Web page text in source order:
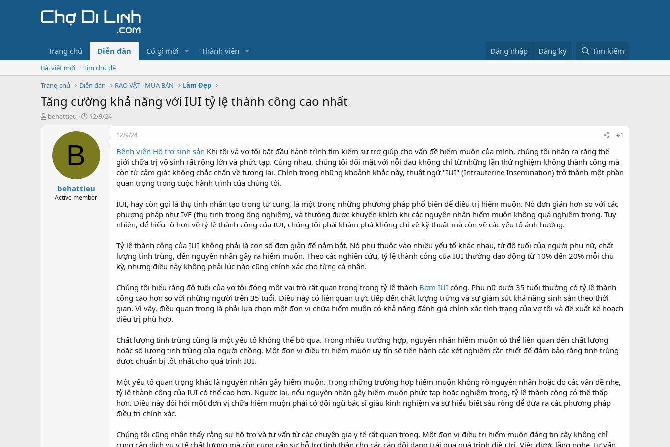
Trang chủ Diễn đàn Có gì mới Thành viên Đăng nhập Đăng ký Tìm kiếm
Bài viết mới
Tìm chủ đề
Trang chủ
Diễn đàn RAO VẶT - MUA BÁN Làm Đẹp
Tăng cường khả năng với IUI tỷ lệ thành công cao nhất
T
behattieu
N
à
12/9/24
B
behattieu
Active member
12/9/24 #1
Bệnh viện Hỗ trợ sinh sản Khi tôi và vợ tôi bắt đầu hành trình tìm kiếm sự trợ giúp cho vấn đề hiếm muộn của mình, chúng tôi nhận ra rằng thế
giới chữa trị vô sinh rất rộng lớn và phức tạp. Cùng nhau, chúng tôi đối mặt với nỗi đau không chỉ từ những lần thử nghiệm không thành công mà
còn từ cảm giác không chắc chắn về tương lai. Chính trong những khoảnh khắc này, thuật ngữ "IUI" (Intrauterine Insemination) trở thành một phần
quan trọng trong cuộc hành trình của chúng tôi.
IUI, hay còn gọi là thụ tinh nhân tạo trong tử cung, là một trong những phương pháp phổ biến để điều trị hiếm muộn. Nó đơn giản hơn so với các
phương pháp như IVF (thụ tinh trong ống nghiệm), và thường được khuyến khích khi các nguyên nhân hiếm muộn không quá nghiêm trọng. Tuy
nhiên, để hiểu rõ hơn về tỷ lệ thành công của IUI, chúng tôi phải khám phá không chỉ về kỹ thuật mà còn về các yếu tố ảnh hưởng.
Tỷ lệ thành công của IUI không phải là con số đơn giản để nắm bắt. Nó phụ thuộc vào nhiều yếu tố khác nhau, từ độ tuổi của người phụ nữ, chất
lượng tinh trùng, đến nguyên nhân gây ra hiếm muộn. Theo các nghiên cứu, tỷ lệ thành công của IUI thường dao động từ 10% đến 20% mỗi chu
kỳ, nhưng điều này không phải lúc nào cũng chính xác cho từng cá nhân.
Chúng tôi hiểu rằng độ tuổi của vợ tôi đóng một vai trò rất quan trọng trong tỷ lệ thành Bơm IUI công. Phụ nữ dưới 35 tuổi thường có tỷ lệ thành
công cao hơn so với những người trên 35 tuổi. Điều này có liên quan trực tiếp đến chất lượng trứng và sự giảm sút khả năng sinh sản theo thời
gian. Vì vậy, điều quan trọng là phải lựa chọn một đơn vị chữa hiếm muộn có khả năng đánh giá chính xác tình trạng của vợ tôi và đề xuất kế hoạch
điều trị phù hợp.
Chất lượng tinh trùng cũng là một yếu tố không thể bỏ qua. Trong nhiều trường hợp, nguyên nhân hiếm muộn có thể liên quan đến chất lượng
hoặc số lượng tinh trùng của người chồng. Một đơn vị điều trị hiếm muộn uy tín sẽ tiến hành các xét nghiệm cần thiết để đảm bảo rằng tinh trùng
được chuẩn bị tốt nhất cho quá trình IUI.
Một yếu tố quan trọng khác là nguyên nhân gây hiếm muộn. Trong những trường hợp hiếm muộn không rõ nguyên nhân hoặc do các vấn đề nhẹ,
tỷ lệ thành công của IUI có thể cao hơn. Ngược lại, nếu nguyên nhân gây hiếm muộn phức tạp hoặc nghiêm trọng, tỷ lệ thành công có thể thấp
hơn. Điều này đòi hỏi một đơn vị chữa hiếm muộn phải có đội ngũ bác sĩ giàu kinh nghiệm và sự hiểu biết sâu rộng để đưa ra các phương pháp
điều trị chính xác.
Chúng tôi cũng nhận thấy rằng sự hỗ trợ và tư vấn từ các chuyên gia y tế rất quan trọng. Một đơn vị điều trị hiếm muộn đáng tin cậy không chỉ
cung cấp dịch vụ y tế chất lượng mà còn cung cấp sự hỗ trợ tinh thần cho các cặp đôi đang trải qua quá trình điều trị. Việc được lắng nghe, tư vấn